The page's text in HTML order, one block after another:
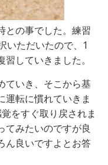
との事でした。練習
いただいたので、1
していきました。
ていき、そこから基
運転に慣れていきま
をすぐ取り戻されま
てみたいのですが良
ん良いですよとお答